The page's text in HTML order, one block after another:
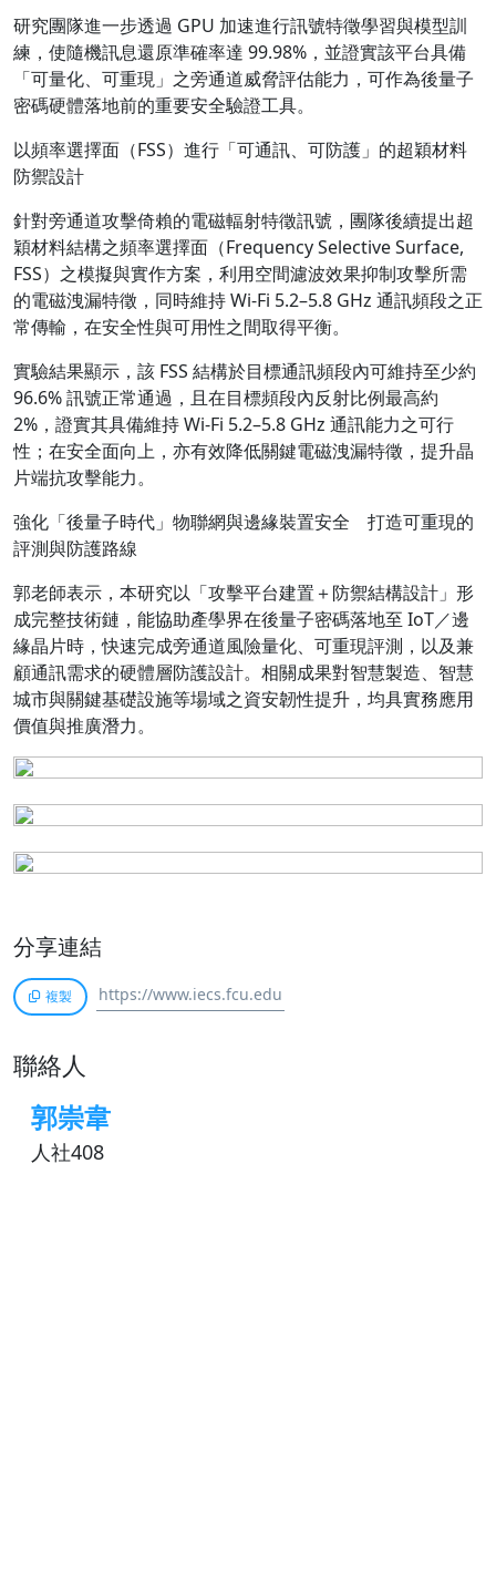
研究團隊進一步透過 GPU 加速進行訊號特徵學習與模型訓
練，使隨機訊息還原準確率達 99.98%，並證實該平台具備
「可量化、可重現」之旁通道威脅評估能力，可作為後量子
密碼硬體落地前的重要安全驗證工具。
以頻率選擇面（FSS）進行「可通訊、可防護」的超穎材料
防禦設計
針對旁通道攻擊倚賴的電磁輻射特徵訊號，團隊後續提出超
穎材料結構之頻率選擇面（Frequency Selective Surface,
FSS）之模擬與實作方案，利用空間濾波效果抑制攻擊所需
的電磁洩漏特徵，同時維持 Wi-Fi 5.2–5.8 GHz 通訊頻段之正
常傳輸，在安全性與可用性之間取得平衡。
實驗結果顯示，該 FSS 結構於目標通訊頻段內可維持至少約
96.6% 訊號正常通過，且在目標頻段內反射比例最高約
2%，證實其具備維持 Wi-Fi 5.2–5.8 GHz 通訊能力之可行
性；在安全面向上，亦有效降低關鍵電磁洩漏特徵，提升晶
片端抗攻擊能力。
強化「後量子時代」物聯網與邊緣裝置安全 打造可重現的
評測與防護路線
郭老師表示，本研究以「攻擊平台建置＋防禦結構設計」形
成完整技術鏈，能協助產學界在後量子密碼落地至 IoT／邊
緣晶片時，快速完成旁通道風險量化、可重現評測，以及兼
顧通訊需求的硬體層防護設計。相關成果對智慧製造、智慧
城市與關鍵基礎設施等場域之資安韌性提升，均具實務應用
價值與推廣潛力。
分享連結
複製
聯絡人
郭崇韋
人社408